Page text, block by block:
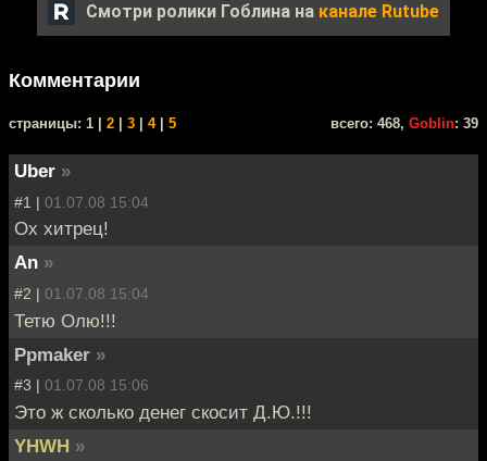
Смотри ролики Гоблина на канале Rutube
Комментарии
cтраницы: 1 | 2 3 4| 5 всего: 468, Goblin: 39
Uber »
#1 | 01.07.08 15:04
Ох хитрец!
An »
#2 | 01.07.08 15:04
Тетю Олю!!!
Ppmaker »
#3 | 01.07.08 15:06
Это ж сколько денег скосит Д.Ю.!!!
YHWH »